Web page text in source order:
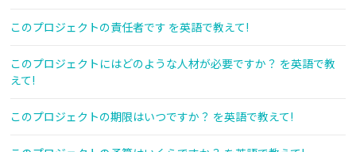
このプロジェクトの責任者です を英語で教えて!
このプロジェクトにはどのような人材が必要ですか？ を英語で教
えて!
このプロジェクトの期限はいつですか？ を英語で教えて!